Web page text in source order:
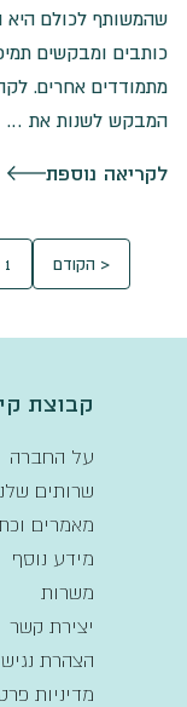
שהמשותף לכולם היא
כותבים ומבקשים
מתמודדים אחרים.
המבקש לשנות את …
לקריאה נוספת
< הקודם 1
קבוצת
על החברה
שרותים
מאמרים
מידע נוסף
משרות
יצירת קשר
הצהרת
מדיניות